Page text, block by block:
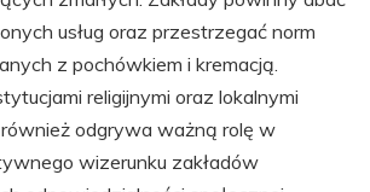
usług oraz przestrzegać norm
z pochówkiem i kremacją.
religijnymi oraz lokalnymi
również odgrywa ważną rolę w
wizerunku zakładów